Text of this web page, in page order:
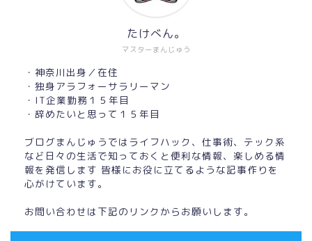
マスターまんじゅう
たけべん。
・神奈川出身／在住
・独身アラフォーサラリーマン
・IT企業勤務１５年目
・辞めたいと思って１５年目
ブログまんじゅうではライフハック、仕事術、テック系
など日々の生活で知っておくと便利な情報、楽しめる情
報を発信します 皆様にお役に立てるような記事作りを
心がけています。
お問い合わせは下記のリンクからお願いします。